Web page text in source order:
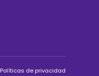
Políticas de privacidad